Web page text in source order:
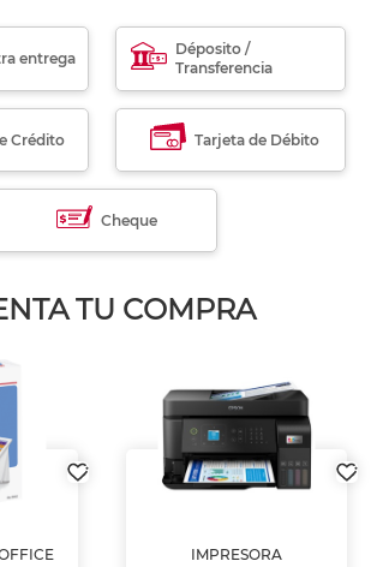
entrega
Déposito /
Transferencia
Crédito Tarjeta de Débito
Cheque
TU COMPRA
IMPRESORA